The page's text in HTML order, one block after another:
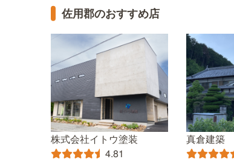
佐用郡のおすすめ店
株式会社イトウ塗装
4.81
真倉建築